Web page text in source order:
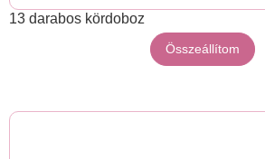
13 darabos kördoboz
Összeállítom